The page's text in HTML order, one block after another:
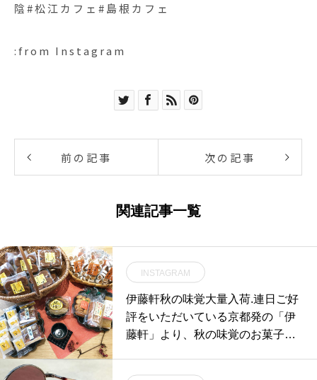
陰#松江カフェ#島根カフェ
:from Instagram
前の記事 次の記事
関連記事一覧
INSTAGRAM
伊藤軒秋の味覚大量入荷.連日ご好
評をいただいている京都発の「伊
藤軒」より、秋の味覚のお菓子が